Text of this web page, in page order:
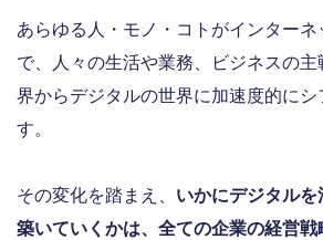
あらゆる人・モノ・コトがインター
で、人々の生活や業務、ビジネスの
界からデジタルの世界に加速度的にシ
す。
その変化を踏まえ、 いかにデジタル
築いていくかは、全ての企業の経営